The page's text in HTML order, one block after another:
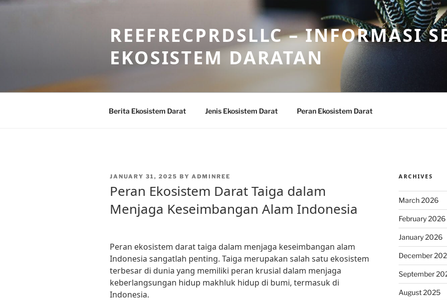
Skip
REEFRECPRDSLLC – INFORMASI
EKOSISTEM DARATAN
Berita Ekosistem Darat Jenis Ekosistem Darat Peran Ekosistem Darat
POSTED
JANUARY 31, 2025 BY ADMINREE
Peran Ekosistem Darat Taiga dalam
Menjaga Keseimbangan Alam Indonesia
Peran ekosistem darat taiga dalam menjaga keseimbangan alam
Indonesia sangatlah penting. Taiga merupakan salah satu ekosistem
terbesar di dunia yang memiliki peran krusial dalam menjaga
keberlangsungan hidup makhluk hidup di bumi, termasuk di
Indonesia.
ARCHIVES
March 2026
February 2026
January 2026
December
September
August 2025